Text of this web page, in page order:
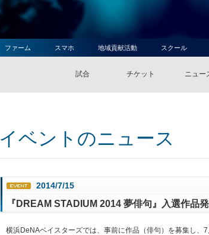
スクール
地域貢献活動
スマホ
ファーム
ニュー
チケット
試合
イベントのニュース
2014/7/15
『DREAM STADIUM 2014 夢俳句』入選作品発
横浜DeNAベイスターズでは、事前に作品（俳句）を募集し、